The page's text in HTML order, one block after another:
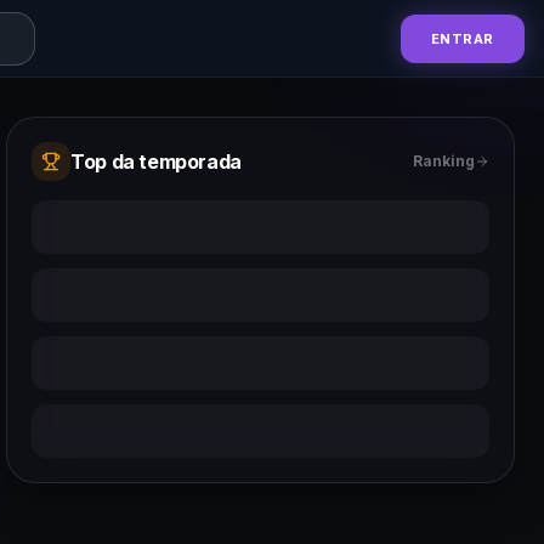
ENTRAR
Top da temporada Ranking